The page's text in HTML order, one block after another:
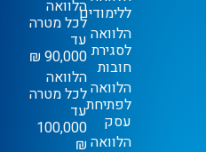
ללימודים
הלוואה
לסגירת
חובות
הלוואה
לפתיחת
עסק
הלוואה
הלוואה
לכל מטרה
עד
90,000 ₪
הלוואה
לכל מטרה
עד
100,000
₪